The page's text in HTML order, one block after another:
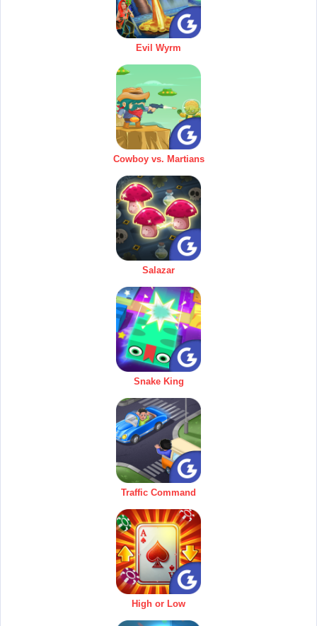
Evil Wyrm
Cowboy vs. Martians
Salazar
Snake King
Traffic Command
High or Low